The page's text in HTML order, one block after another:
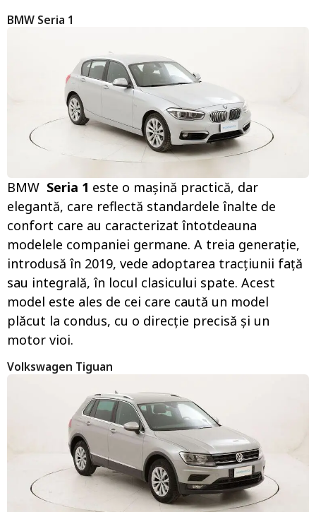
BMW Seria 1
BMW Seria 1 este o mașină practică, dar
elegantă, care reflectă standardele înalte de
confort care au caracterizat întotdeauna
modelele companiei germane. A treia generație,
introdusă în 2019, vede adoptarea tracțiunii față
sau integrală, în locul clasicului spate. Acest
model este ales de cei care caută un model
plăcut la condus, cu o direcție precisă și un
motor vioi.
Volkswagen Tiguan